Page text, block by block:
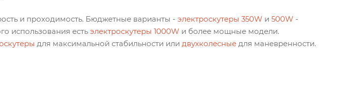
и проходимость. Бюджетные варианты - электроскутеры 350W и 500W -
использования есть электроскутеры 1000W и более мощные модели.
для максимальной стабильности или двухколесные для маневренности.